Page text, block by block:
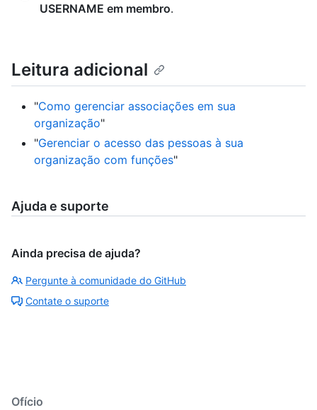
USERNAME em membro.
Leitura adicional
"Como gerenciar associações em sua
organização"
"Gerenciar o acesso das pessoas à sua
organização com funções"
Ajuda e suporte
Ainda precisa de ajuda?
Pergunte à comunidade do GitHub
Contate o suporte
Ofício